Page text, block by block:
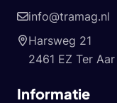
info@tramag.nl
Harsweg 21
2461 EZ Ter Aar
Informatie